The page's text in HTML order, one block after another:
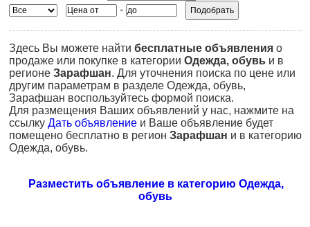
-
Здесь Вы можете найти бесплатные объявления о
продаже или покупке в категории Одежда, обувь и в
регионе Зарафшан. Для уточнения поиска по цене или
другим параметрам в разделе Одежда, обувь,
Зарафшан воспользуйтесь формой поиска.
Для размещения Ваших объявлений у нас, нажмите на
ссылку Дать объявление и Ваше объявление будет
помещено бесплатно в регион Зарафшан и в категорию
Одежда, обувь.
Разместить объявление в категорию Одежда,
обувь